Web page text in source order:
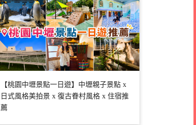
【桃園中壢景點一日遊】中壢親子景點 x
日式風格美拍景 x 復古眷村風格 x 住宿推
薦